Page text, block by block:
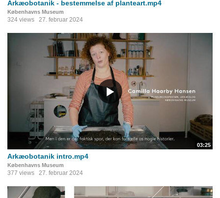
Arkæobotanik - bestemmelse af planteart.mp4
Københavns Museum
324 views 27. februar 2024
03:25
Arkæobotanik intro.mp4
Københavns Museum
377 views 27. februar 2024